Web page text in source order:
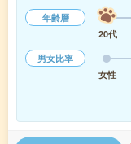
年齢層
20代
男女比率
女性